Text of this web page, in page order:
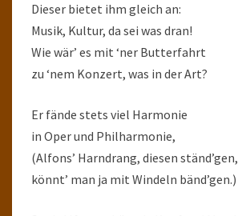
Dieser bietet ihm gleich an:
Musik, Kultur, da sei was dran!
Wie wär’ es mit ‘ner Butterfahrt
zu ‘nem Konzert, was in der Art?
Er fände stets viel Harmonie
in Oper und Philharmonie,
(Alfons’ Harndrang, diesen ständ’gen,
könnt’ man ja mit Windeln bänd’gen.)